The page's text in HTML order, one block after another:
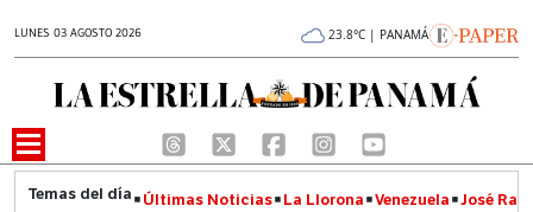
LUNES 03 AGOSTO 2026 23.8°C | PANAMÁ
Últimas Noticias La Llorona Venezuela José